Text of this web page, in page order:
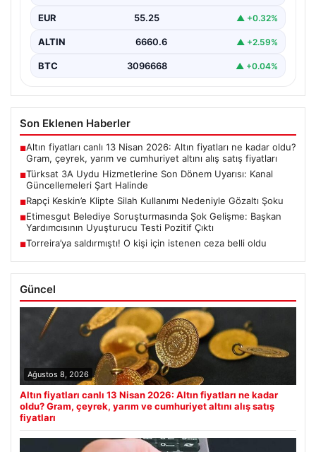
EUR 55.25 ▲ +0.32%
ALTIN 6660.6 ▲ +2.59%
BTC 3096668 ▲ +0.04%
Son Eklenen Haberler
■Altın fiyatları canlı 13 Nisan 2026: Altın fiyatları ne kadar oldu?
Gram, çeyrek, yarım ve cumhuriyet altını alış satış fiyatları
■Türksat 3A Uydu Hizmetlerine Son Dönem Uyarısı: Kanal
Güncellemeleri Şart Halinde
■Rapçi Keskin’e Klipte Silah Kullanımı Nedeniyle Gözaltı Şoku
■Etimesgut Belediye Soruşturmasında Şok Gelişme: Başkan
Yardımcısının Uyuşturucu Testi Pozitif Çıktı
■Torreira’ya saldırmıştı! O kişi için istenen ceza belli oldu
Güncel
Ağustos 8, 2026
Altın fiyatları canlı 13 Nisan 2026: Altın fiyatları ne kadar
oldu? Gram, çeyrek, yarım ve cumhuriyet altını alış satış
fiyatları